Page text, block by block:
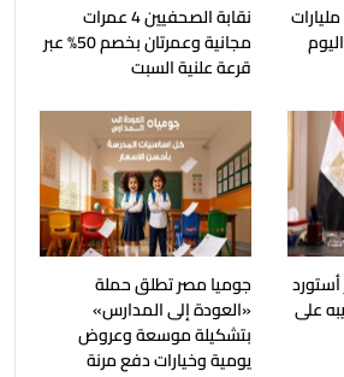
البورصة المصرية تربح 6 مليارات
نقابة الصحفيين 4 عمرات
مجانية وعمرتان بخصم 50% عبر
قرعة علنية السبت
على
جوميا مصر تطلق حملة
«العودة إلى المدارس»
بتشكيلة موسعة وعروض
يومية وخيارات دفع مرنة